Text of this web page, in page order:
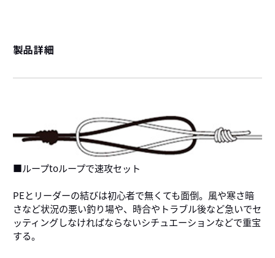
製品詳細
■ループtoループで速攻セット
PEとリーダーの結びは初心者で無くても面倒。風や寒さ暗
さなど状況の悪い釣り場や、時合やトラブル後など急いでセ
ッティングしなければならないシチュエーションなどで重宝
する。